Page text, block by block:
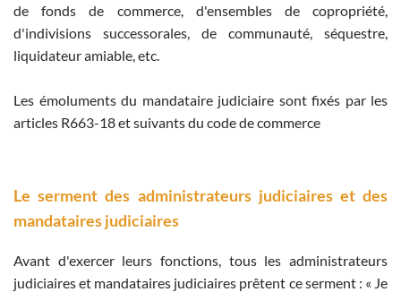
de fonds de commerce, d'ensembles de copropriété,
d'indivisions successorales, de communauté, séquestre,
liquidateur amiable, etc.
Les émoluments du mandataire judiciaire sont fixés par les
articles R663-18 et suivants du code de commerce
Le serment des administrateurs judiciaires et des
mandataires judiciaires
Avant d'exercer leurs fonctions, tous les administrateurs
judiciaires et mandataires judiciaires prêtent ce serment : « Je